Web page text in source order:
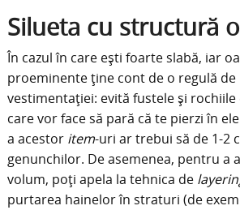
Silueta cu structură
În cazul în care ești foarte slabă, iar
proeminente ține cont de o regulă de
vestimentației: evită fustele și
care vor face să pară că te pierzi în
a acestor item-uri ar trebui să de 1-2
genunchilor. De asemenea, pentru a
volum, poți apela la tehnica de
purtarea hainelor în straturi (de